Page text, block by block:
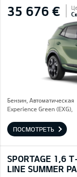
35 676 €
Бензин, Автоматическая
Experience Green (EXG),
ПОСМОТРЕТЬ
SPORTAGE 1,6
LINE SUMMER